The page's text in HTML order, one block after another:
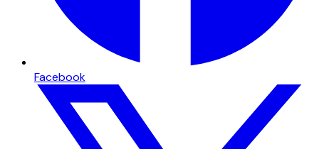
Facebook